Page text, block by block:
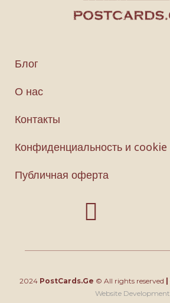
Блог
О нас
Контакты
Конфиденциальность и cookie
Публичная оферта
2024 PostCards.Ge © All rights reserved
Website Development